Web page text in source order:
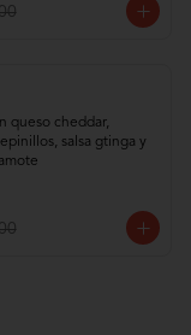
queso cheddar,
salsa gtinga y